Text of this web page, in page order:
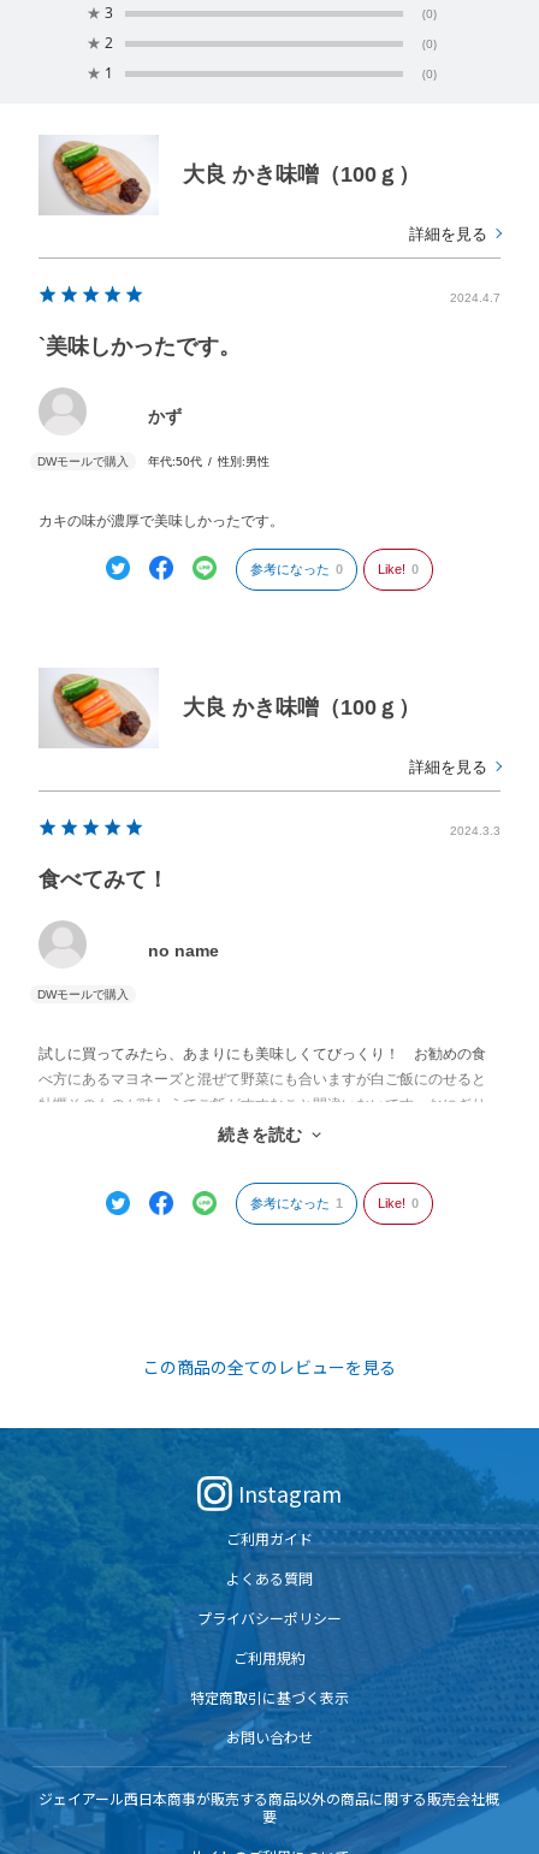
★ 3 (0)
★ 2 (0)
★ 1 (0)
大良 かき味噌（100ｇ）
詳細を見る
2024.4.7
`美味しかったです。
かず
年代:50代 性別:男性
カキの味が濃厚で美味しかったです。
参考になった 0 Like! 0
大良 かき味噌（100ｇ）
詳細を見る
2024.3.3
食べてみて！
no name
試しに買ってみたら、あまりにも美味しくてびっくり！ お勧めの食
べ方にあるマヨネーズと混ぜて野菜にも合いますが白ご飯にのせると
牡蠣そのものが味わえてご飯がすすむこと間違いないです。おにぎり
の具にも使えそう！こんな美味しいものがある事を周りの人に薦めた
続きを読む
参考になった 1 Like! 0
この商品の全てのレビューを見る
Instagram
ご利用ガイド
よくある質問
プライバシーポリシー
ご利用規約
特定商取引に基づく表示
お問い合わせ
ジェイアール西日本商事が販売する商品以外の商品に関する販売会社概
要